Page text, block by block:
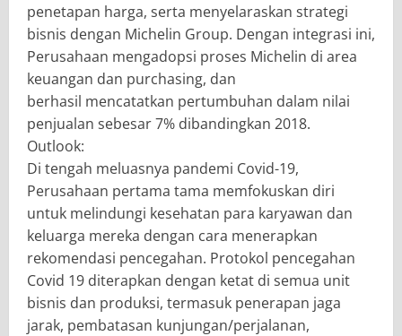
penetapan harga, serta menyelaraskan strategi
bisnis dengan Michelin Group. Dengan integrasi ini,
Perusahaan mengadopsi proses Michelin di area
keuangan dan purchasing, dan
berhasil mencatatkan pertumbuhan dalam nilai
penjualan sebesar 7% dibandingkan 2018.
Outlook:
Di tengah meluasnya pandemi Covid-19,
Perusahaan pertama tama memfokuskan diri
untuk melindungi kesehatan para karyawan dan
keluarga mereka dengan cara menerapkan
rekomendasi pencegahan. Protokol pencegahan
Covid 19 diterapkan dengan ketat di semua unit
bisnis dan produksi, termasuk penerapan jaga
jarak, pembatasan kunjungan/perjalanan,